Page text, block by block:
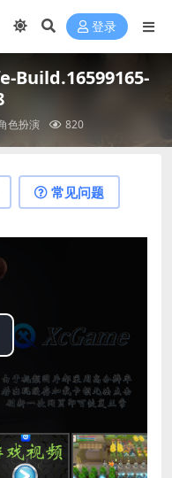
登录
Build.16599165-
色扮演 820
常见问题